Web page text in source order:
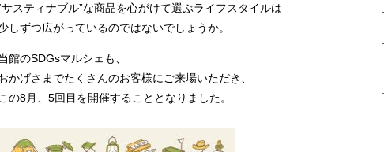
サスティナブル”な商品を心がけて選ぶライフスタイルは
しずつ広がっているのではないでしょうか。
館のSDGsマルシェも、
かげさまでたくさんのお客様にご来場いただき、
の8月、5回目を開催することとなりました。